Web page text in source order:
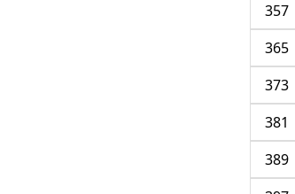
357
365
373
381
389